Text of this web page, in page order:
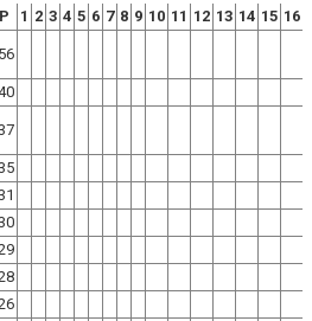
P 1 2 3 4 5 6 7 8 9 10 11 12 13 14 15 16
56